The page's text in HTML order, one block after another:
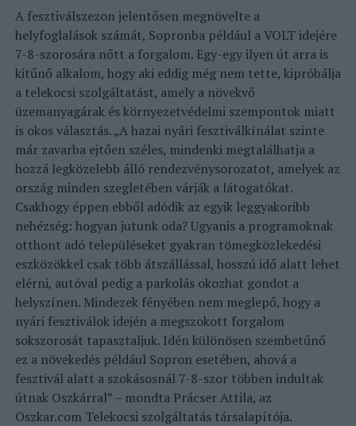
A fesztiválszezon jelentősen megnövelte a
helyfoglalások számát, Sopronba például a VOLT idejére
7-8-szorosára nőtt a forgalom. Egy-egy ilyen út arra is
kitűnő alkalom, hogy aki eddig még nem tette, kipróbálja
a telekocsi szolgáltatást, amely a növekvő
üzemanyagárak és környezetvédelmi szempontok miatt
is okos választás. „A hazai nyári fesztiválkínálat szinte
már zavarba ejtően széles, mindenki megtalálhatja a
hozzá legközelebb álló rendezvénysorozatot, amelyek az
ország minden szegletében várják a látogatókat.
Csakhogy éppen ebből adódik az egyik leggyakoribb
nehézség: hogyan jutunk oda? Ugyanis a programoknak
otthont adó településeket gyakran tömegközlekedési
eszközökkel csak több átszállással, hosszú idő alatt lehet
elérni, autóval pedig a parkolás okozhat gondot a
helyszínen. Mindezek fényében nem meglepő, hogy a
nyári fesztiválok idején a megszokott forgalom
sokszorosát tapasztaljuk. Idén különösen szembetűnő
ez a növekedés például Sopron esetében, ahová a
fesztivál alatt a szokásosnál 7-8-szor többen indultak
útnak Oszkárral” – mondta Prácser Attila, az
Oszkar.com Telekocsi szolgáltatás társalapítója.